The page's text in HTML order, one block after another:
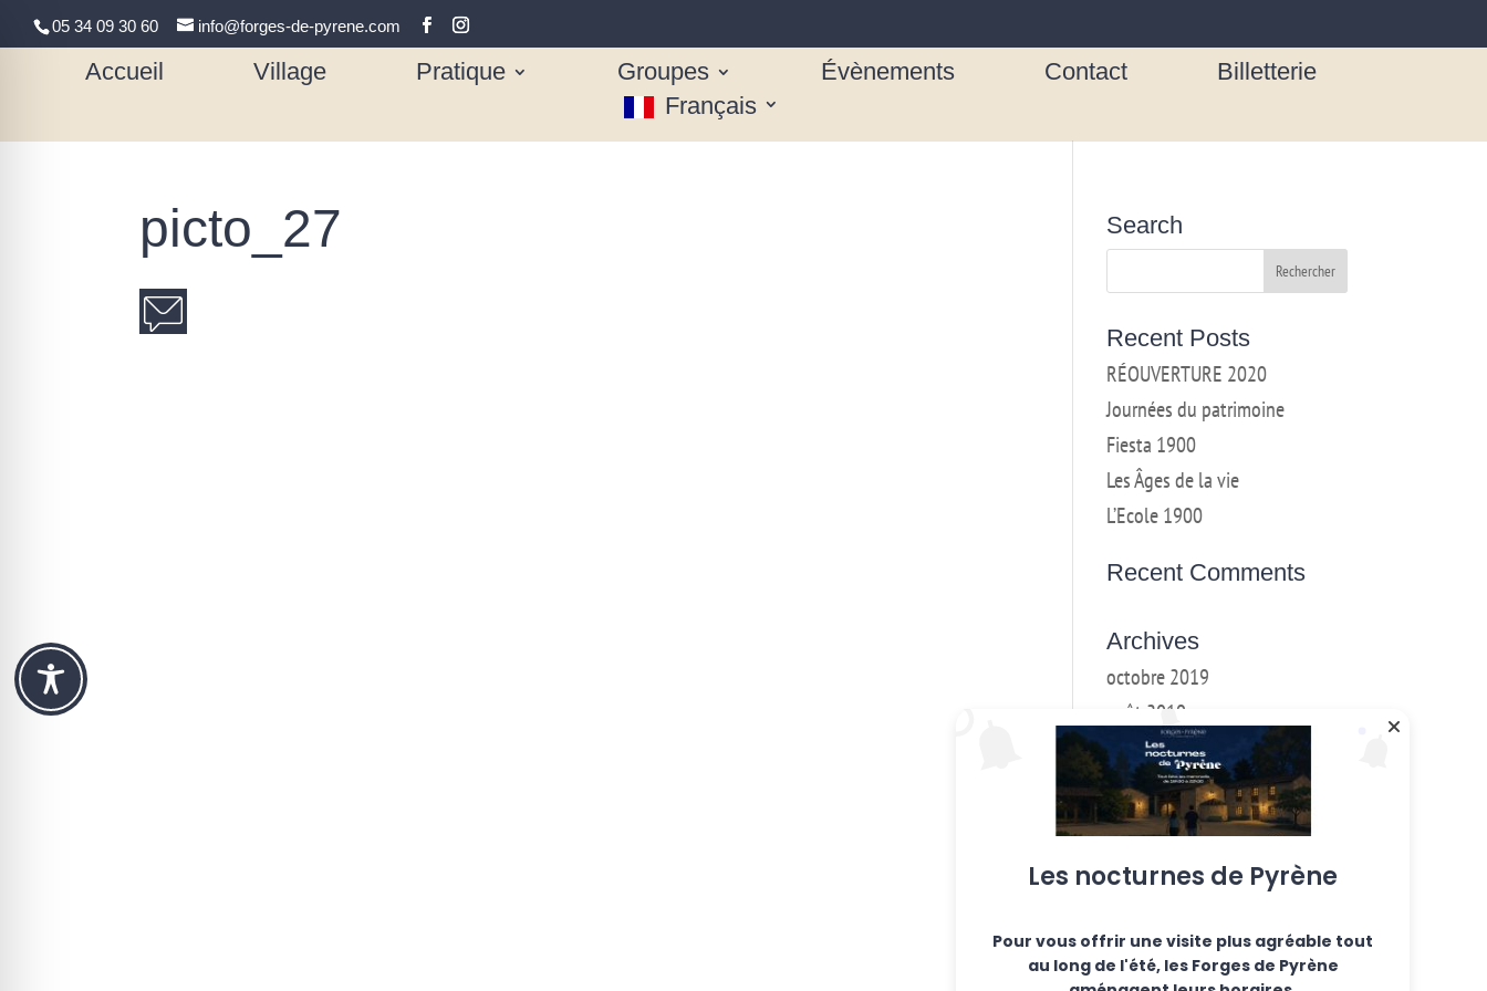
05 34 09 30 60 info@forges-de-pyrene.com
Accueil Village Pratique Groupes Évènements Contact
Billetterie
Français
picto_27 Search
Recent Posts
RÉOUVERTURE 2020
Journées du patrimoine
Fiesta 1900
Les Âges de la vie
L’Ecole 1900
Recent Comments
Archives
octobre 2019
août 2019
mai 2019
mars 2018
février 2018
décembre 2016
Categories
Ateliers hebdo
Les nocturnes de Pyrène
Pour vous offrir une visite plus agréable tout
au long de l'été, les Forges de Pyrène